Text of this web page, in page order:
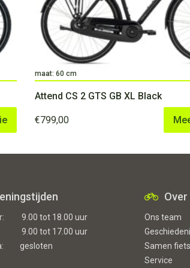
maat: 60 cm
Attend CS 2 GTS GB XL Black
€799,00
9.00 tot 18.00 uur
9.00 tot 17.00 uur
gesloten
Over
Ons team
Samen
Service